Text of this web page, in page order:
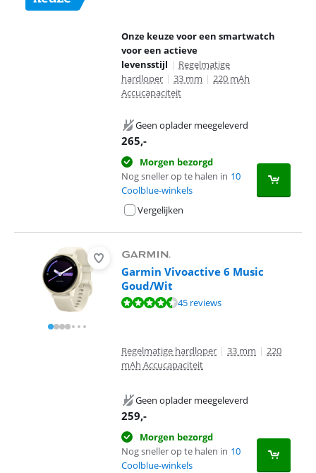
Onze keuze voor een smartwatch
voor een actieve
levensstijl | Regelmatige
hardloper | 33 mm | 220 mAh
Accucapaciteit
Geen oplader meegeleverd
265,-
Morgen bezorgd
Nog sneller op te halen in 10
Coolblue-winkels
Vergelijken
Garmin Vivoactive 6 Music
Goud/Wit
Beoordeling is 8,7 van de 10, gebaseerd op 45 reviews.
45 reviews
Regelmatige hardloper | 33 mm | 220
mAh Accucapaciteit
Geen oplader meegeleverd
259,-
Morgen bezorgd
Nog sneller op te halen in 10
Coolblue-winkels